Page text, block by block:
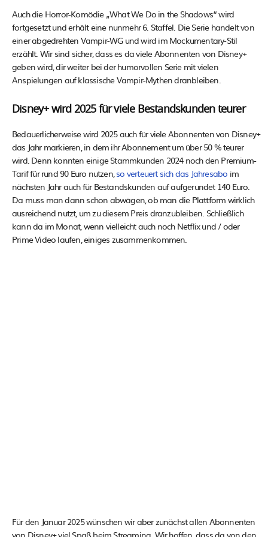
Auch die Horror-Komödie „What We Do in the Shadows“ wird
fortgesetzt und erhält eine nunmehr 6. Staffel. Die Serie handelt von
einer abgedrehten Vampir-WG und wird im Mockumentary-Stil
erzählt. Wir sind sicher, dass es da viele Abonnenten von Disney+
geben wird, dir weiter bei der humorvollen Serie mit vielen
Anspielungen auf klassische Vampir-Mythen dranbleiben.
Disney+ wird 2025 für viele Bestandskunden teurer
Bedauerlicherweise wird 2025 auch für viele Abonnenten von Disney+
das Jahr markieren, in dem ihr Abonnement um über 50 % teurer
wird. Denn konnten einige Stammkunden 2024 noch den Premium-
Tarif für rund 90 Euro nutzen, so verteuert sich das Jahresabo im
nächsten Jahr auch für Bestandskunden auf aufgerundet 140 Euro.
Da muss man dann schon abwägen, ob man die Plattform wirklich
ausreichend nutzt, um zu diesem Preis dranzubleiben. Schließlich
kann da im Monat, wenn vielleicht auch noch Netflix und / oder
Prime Video laufen, einiges zusammenkommen.
Für den Januar 2025 wünschen wir aber zunächst allen Abonnenten
von Disney+ viel Spaß beim Streaming. Wir hoffen, dass da von den